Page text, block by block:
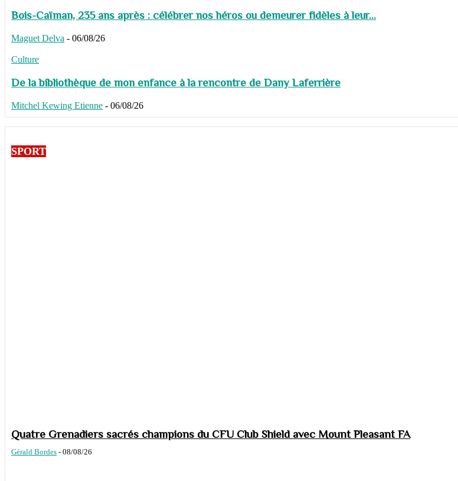
Bois-Caïman, 235 ans après : célébrer nos héros ou demeurer fidèles à leur...
Maguet Delva - 06/08/26
Culture
De la bibliothèque de mon enfance à la rencontre de Dany Laferrière
Mitchel Kewing Etienne - 06/08/26
SPORT
Quatre Grenadiers sacrés champions du CFU Club Shield avec Mount Pleasant FA
Gérald Bordes - 08/08/26